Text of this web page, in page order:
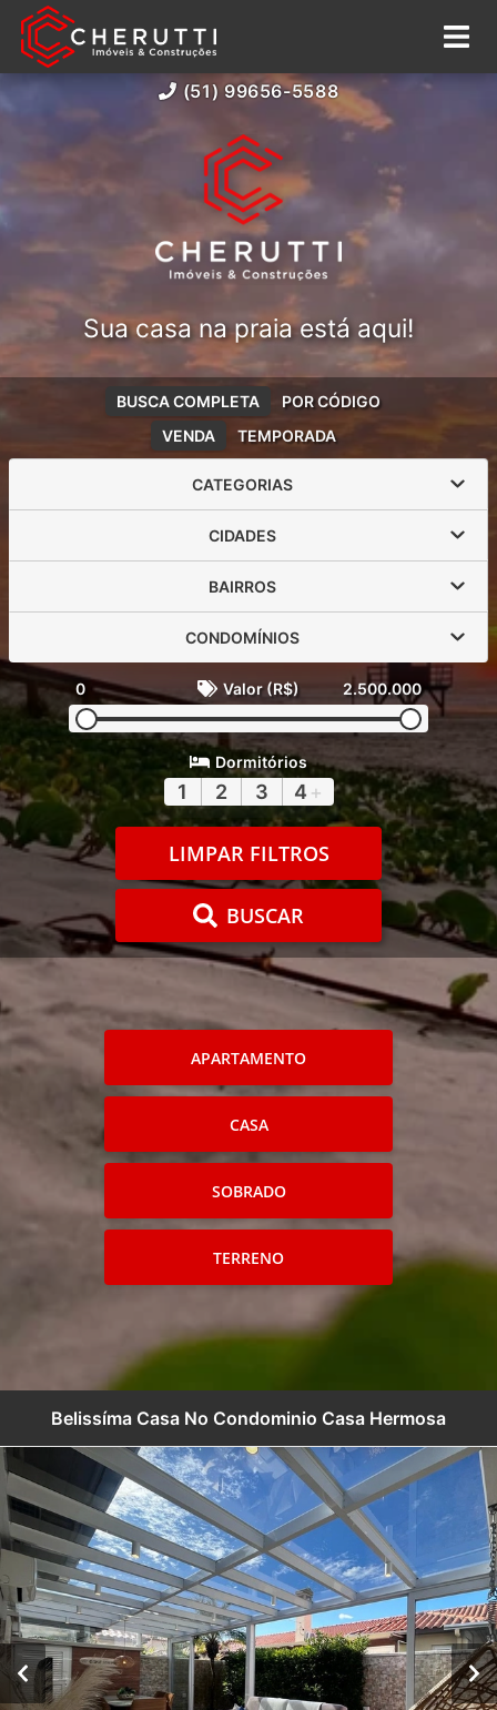
(51) 99656-5588
Sua casa na praia está aqui!
VENDA TEMPORADA
BUSCA COMPLETA POR CÓDIGO
CATEGORIAS
CIDADES
BAIRROS
CONDOMÍNIOS
0 Valor (R$) 2.500.000
Dormitórios
1 2 3 4 +
LIMPAR FILTROS
BUSCAR
APARTAMENTO
CASA
SOBRADO
TERRENO
Belissíma Casa No Condominio Casa Hermosa